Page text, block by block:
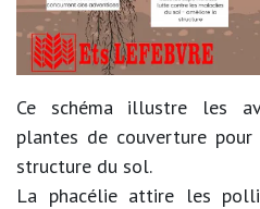
Ce schéma illustre les
plantes de couverture
structure du sol.
La phacélie attire les